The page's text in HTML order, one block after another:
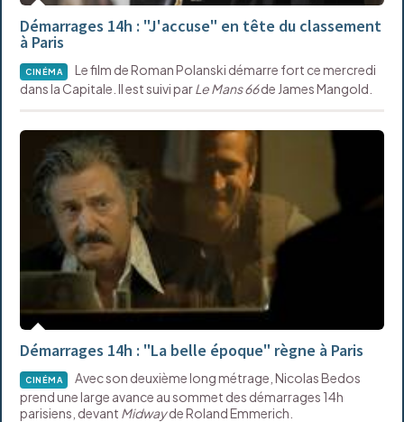
Démarrages 14h : "J'accuse" en tête du classement
à Paris
CINÉMA
Le film de Roman Polanski démarre fort ce mercredi
dans la Capitale. Il est suivi parLe Mans 66de James Mangold.
Démarrages 14h : "La belle époque" règne à Paris
CINÉMA
Avec son deuxième long métrage, Nicolas Bedos
prend une large avance au sommet des démarrages 14h
parisiens, devant Midwayde Roland Emmerich.